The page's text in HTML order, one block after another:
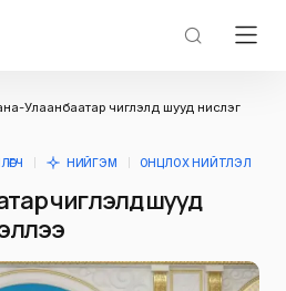
Улаанбаатар чиглэлд шууд нислэг
НИЙГЭМ ОНЦЛОХ НИЙТЛЭЛ
чиглэлд шууд